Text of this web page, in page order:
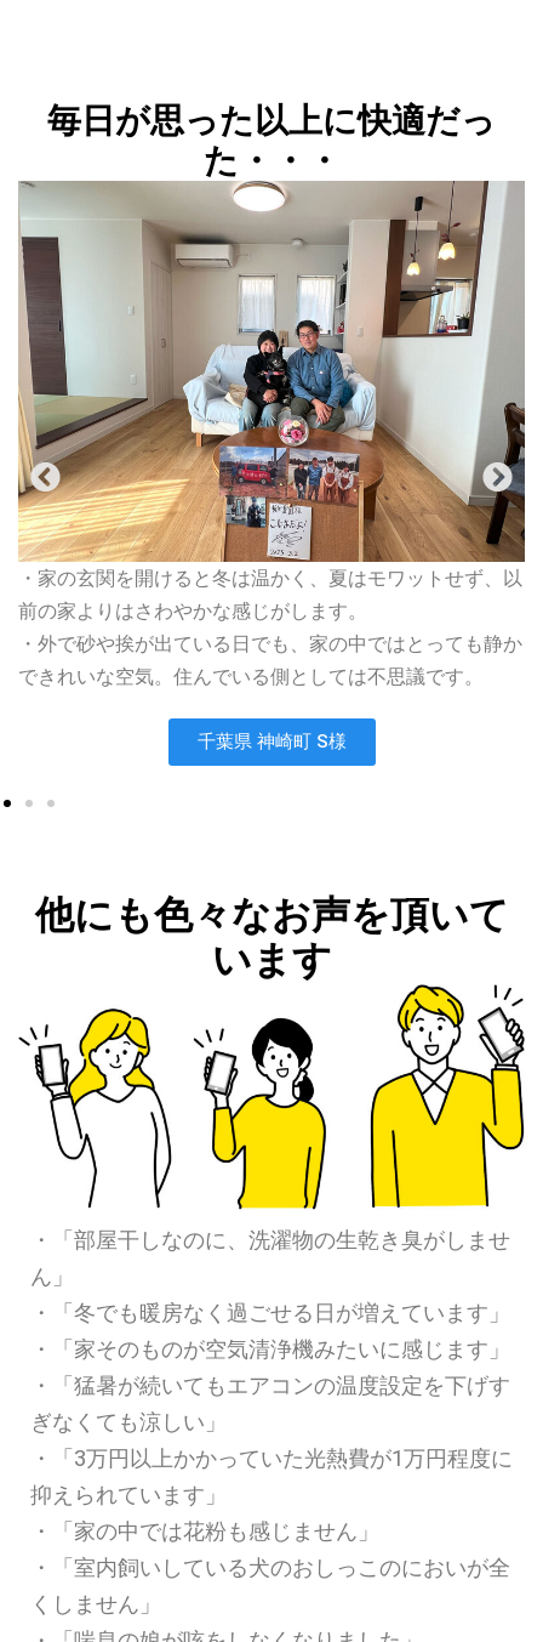
毎日が思った以上に快適だっ
た・・・
・家の玄関を開けると冬は温かく、夏はモワットせず、以
前の家よりはさわやかな感じがします。
・外で砂や挨が出ている日でも、家の中ではとっても静か
できれいな空気。住んでいる側としては不思議です。
千葉県 神崎町 S様
他にも色々なお声を頂いて
います
・「部屋干しなのに、洗濯物の生乾き臭がしませ
ん」
・「冬でも暖房なく過ごせる日が増えています」
・「家そのものが空気清浄機みたいに感じます」
・「猛暑が続いてもエアコンの温度設定を下げす
ぎなくても涼しい」
・「3万円以上かかっていた光熱費が1万円程度に
抑えられています」
・「家の中では花粉も感じません」
・「室内飼いしている犬のおしっこのにおいが全
くしません」